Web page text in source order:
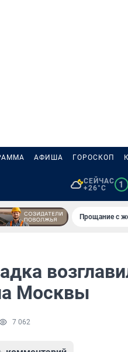
АФИША ГОРОСКОП
СЕЙЧАС
+26°C
1
Прощание с
Москвы
7 062